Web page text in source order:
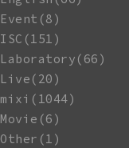
Event(8)
ISC(151)
Laboratory(66)
Live(20)
mixi(1044)
Movie(6)
Other(1)